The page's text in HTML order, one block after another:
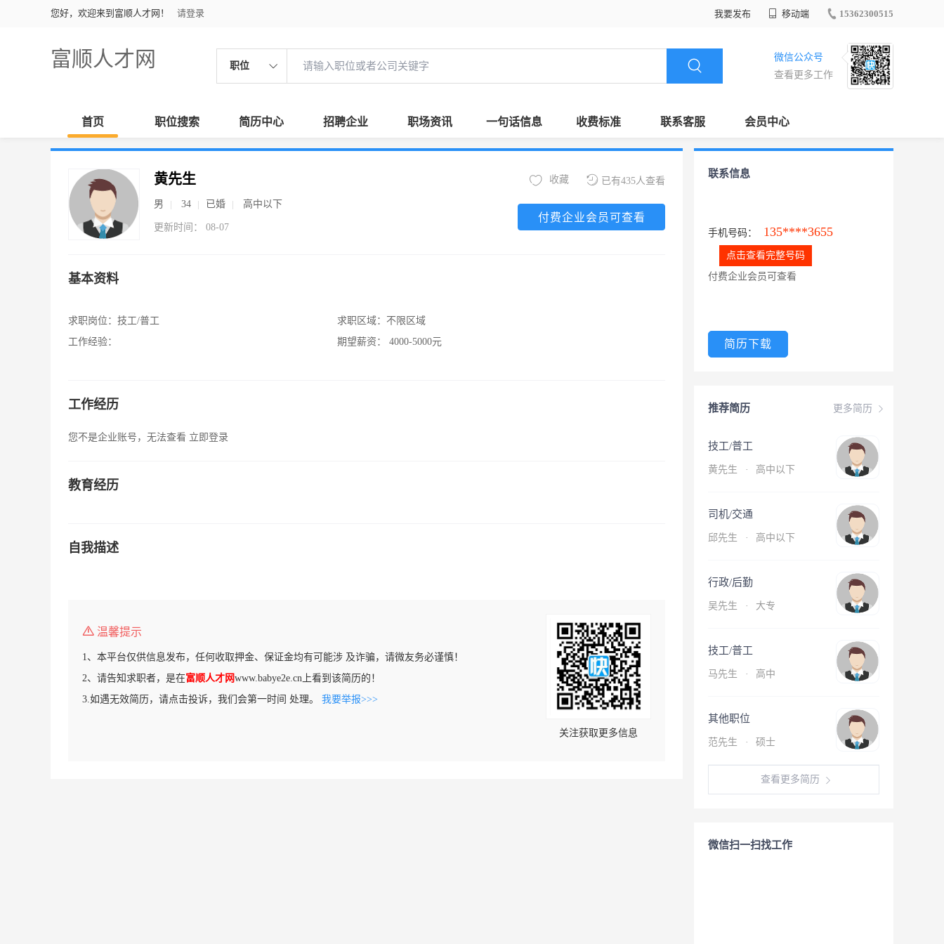
您好，欢迎来到富顺人才网！ 请登录 我要发布 移动端 15362300515
富顺人才网 职位
微信公众号
查看更多工作
首页 职位搜索 简历中心 招聘企业 职场资讯 一句话信息 收费标准 联系客服 会员中心
黄先生
男 34 已婚 高中以下
更新时间： 08-07
已有435人查看
收藏
付费企业会员可查看
基本资料
求职岗位： 技工/普工
工作经验：
求职区域： 不限区域
期望薪资：
4000-5000元
工作经历
您不是企业账号，无法查看 立即登录
教育经历
自我描述
温馨提示
1、本平台仅供信息发布，任何收取押金、保证金均有可能涉 及诈骗，请微友务必谨慎！
2、请告知求职者，是在富顺人才网www.babye2e.cn上看到该简历的！
3.如遇无效简历，请点击投诉，我们会第一时间 处理。 我要举报>>>
关注获取更多信息
联系信息
手机号码： 135****3655
点击查看完整号码
付费企业会员可查看
简历下载
更多简历
推荐简历
技工/普工
黄先生 · 高中以下
司机/交通
邱先生 · 高中以下
行政/后勤
吴先生 · 大专
技工/普工
马先生 · 高中
其他职位
范先生 · 硕士
查看更多简历
微信扫一扫找工作